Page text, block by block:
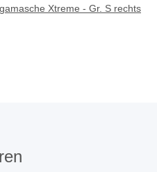
Xtreme - Gr. S rechts